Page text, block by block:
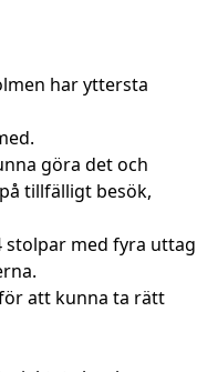
har yttersta
göra det och
tillfälligt besök,
stolpar med fyra uttag
att kunna ta rätt